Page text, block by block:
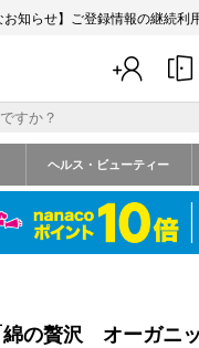
お知らせ】ご登録情報の継続利
ヘルス・ビューティー
の贅沢 オーガニ